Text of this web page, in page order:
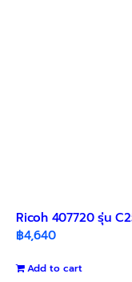
Ricoh 407720 รุ่น
฿4,640
Add to cart